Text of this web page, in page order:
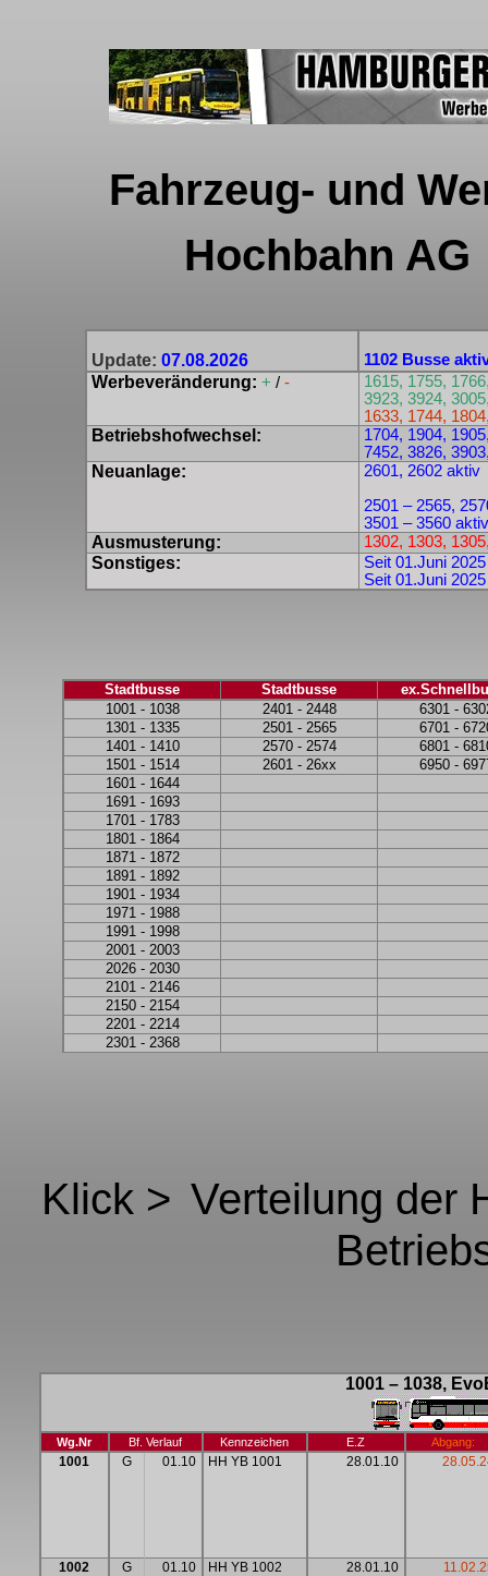
Fahrzeug- und
Hochbahn AG
Update: 07.08.2026 1102 Busse
Werbeveränderung:+ /-
1615, 1755,
3923, 3924,
1633, 1744,
Betriebshofwechsel:
1704, 1904,
7452, 3826,
Neuanlage:
2601, 2602 aktiv
2501 – 2565,
3501 – 3560
Ausmusterung: 1302, 1303,
Sonstiges:
Seit 01.Juni
Seit 01.Juni
Stadtbusse Stadtbusse
1001 - 1038
2401 - 2448
6301 -
1301 - 1335
2501 - 2565
6701 -
1401 - 1410
2570 - 2574
6801 -
1501 - 1514
2601 - 26xx
6950 -
1601 - 1644
1691 - 1693
1701 - 1783
1801 - 1864
1871 - 1872
1891 - 1892
1901 - 1934
1971 - 1988
1991 - 1998
2001 - 2003
2026 - 2030
2101 - 2146
2150 - 2154
2201 - 2214
2301 - 2368
Klick > Verteilung der
1001 –1038,
Wg.Nr Bf. Verlauf Kennzeichen E.Z Abgang:
1001 G 01.10 HH YB 1001 28.01.10
1002
G
01.10
HH YB 1002 28.01.10